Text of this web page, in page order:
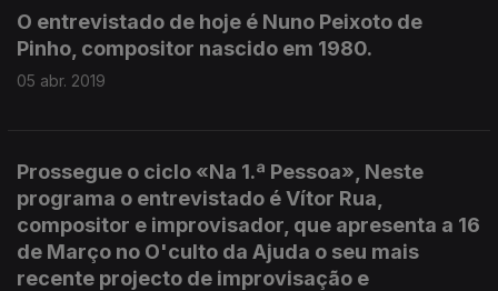
O entrevistado de hoje é Nuno Peixoto de
Pinho, compositor nascido em 1980.
05 abr. 2019
Prossegue o ciclo «Na 1.ª Pessoa», Neste
programa o entrevistado é Vítor Rua,
compositor e improvisador, que apresenta a 16
de Março no O'culto da Ajuda o seu mais
recente projecto de improvisação e